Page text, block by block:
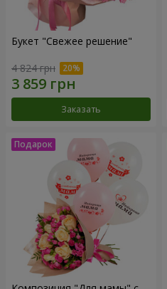
Букет "Свежее решение"
4 824 грн
Заказать